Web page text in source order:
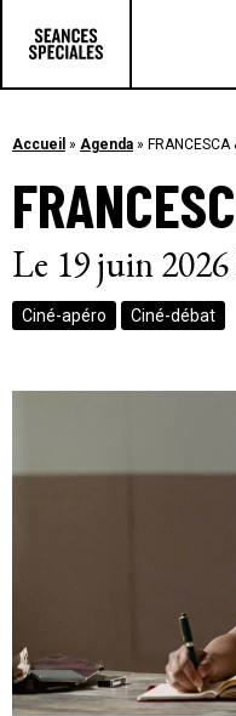
Accueil » Agenda » FRANCESCA
Le 19 juin 2026
Ciné-apéro Ciné-débat